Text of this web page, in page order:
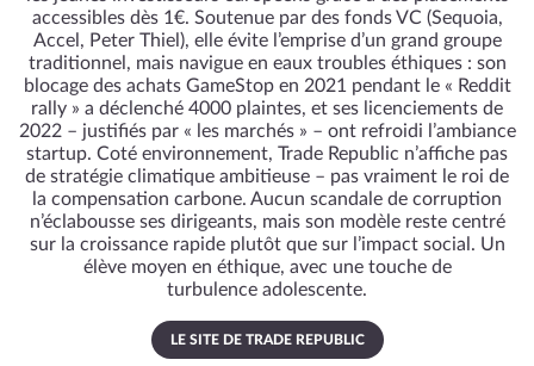
accessibles dès 1€. Soutenue par des fonds VC (Sequoia,
Accel, Peter Thiel), elle évite l’emprise d’un grand groupe
traditionnel, mais navigue en eaux troubles éthiques : son
blocage des achats GameStop en 2021 pendant le « Reddit
rally » a déclenché 4000 plaintes, et ses licenciements de
2022 – justifiés par « les marchés » – ont refroidi l’ambiance
startup. Coté environnement, Trade Republic n’affiche pas
de stratégie climatique ambitieuse – pas vraiment le roi de
la compensation carbone. Aucun scandale de corruption
n’éclabousse ses dirigeants, mais son modèle reste centré
sur la croissance rapide plutôt que sur l’impact social. Un
élève moyen en éthique, avec une touche de
turbulence adolescente.
LE SITE DE TRADE REPUBLIC